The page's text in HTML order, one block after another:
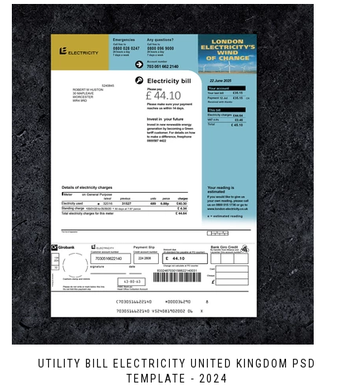
UTILITY BILL ELECTRICITY UNITED KINGDOM PSD
TEMPLATE - 2024